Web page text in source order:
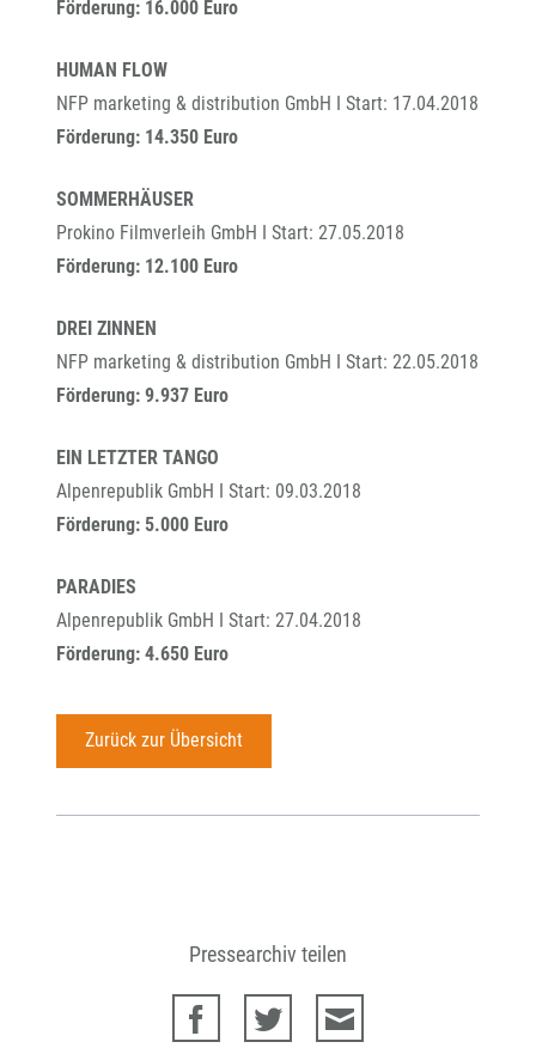
Förderung: 16.000 Euro
HUMAN FLOW
NFP marketing & distribution GmbH I Start: 17.04.2018
Förderung: 14.350 Euro
SOMMERHÄUSER
Prokino Filmverleih GmbH I Start: 27.05.2018
Förderung: 12.100 Euro
DREI ZINNEN
NFP marketing & distribution GmbH I Start: 22.05.2018
Förderung: 9.937 Euro
EIN LETZTER TANGO
Alpenrepublik GmbH I Start: 09.03.2018
Förderung: 5.000 Euro
PARADIES
Alpenrepublik GmbH I Start: 27.04.2018
Förderung: 4.650 Euro
Zurück zur Übersicht
Pressearchiv teilen